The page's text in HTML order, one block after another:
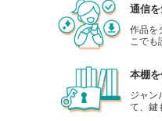
通信
作品を
こでも
本棚
ジャン
て、鍵